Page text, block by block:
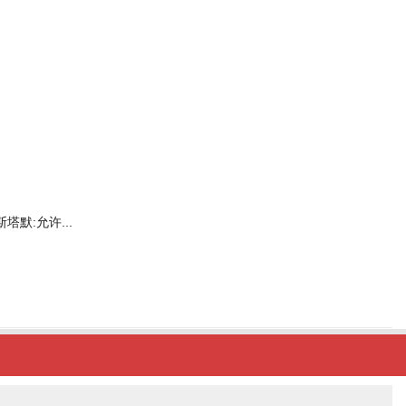
塔默:允许...